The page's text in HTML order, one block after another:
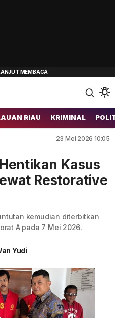
RIAU KRIMINAL
23 Mei 2026 10:05
Kasus
Restorative
kemudian diterbitkan
A pada 7 Mei 2026.
Yudi